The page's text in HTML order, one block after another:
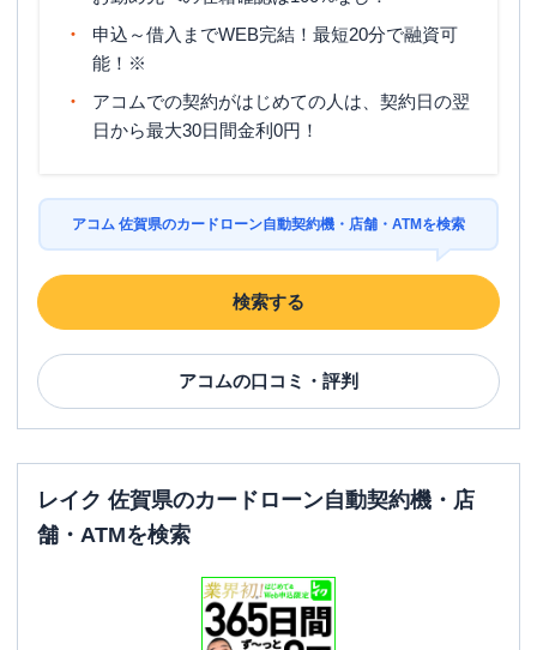
申込～借入までWEB完結！最短20分で融資可
能！※
アコムでの契約がはじめての人は、契約日の翌
日から最大30日間金利0円！
アコム 佐賀県のカードローン自動契約機・店舗・ATMを検索
検索する
アコムの口コミ・評判
レイク 佐賀県のカードローン自動契約機・店
舗・ATMを検索